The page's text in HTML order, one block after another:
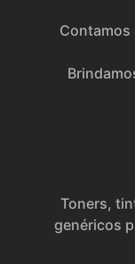
Contamos
Toners,
genéricos